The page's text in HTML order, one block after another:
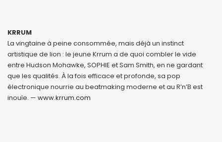
KRRUM
La vingtaine à peine consommée, mais déjà un instinct
artistique de lion : le jeune Krrum a de quoi combler le vide
entre Hudson Mohawke, SOPHIE et Sam Smith, en ne gardant
que les qualités. À la fois efficace et profonde, sa pop
électronique nourrie au beatmaking moderne et au R’n’B est
inouïe. — www.krrum.com